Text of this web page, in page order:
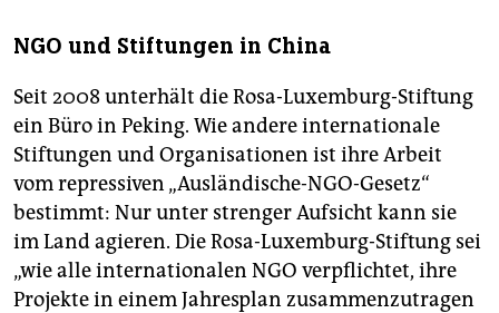
NGO und Stiftungen in China
Seit 2008 unterhält die Rosa-Luxemburg-Stiftung
ein Büro in Peking. Wie andere internationale
Stiftungen und Organisationen ist ihre Arbeit
vom repressiven „Ausländische-NGO-Gesetz“
bestimmt: Nur unter strenger Aufsicht kann sie
im Land agieren. Die Rosa-Luxemburg-Stiftung sei
„wie alle internationalen NGO verpflichtet, ihre
Projekte in einem Jahresplan zusammenzutragen